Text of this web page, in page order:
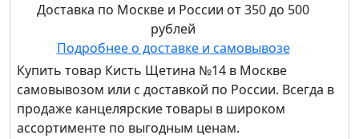
Доставка по Москве и России от 350 до 500
рублей
Подробнее о доставке и самовывозе
Купить товар Кисть Щетина №14 в Москве
самовывозом или с доставкой по России. Всегда в
продаже канцелярские товары в широком
ассортименте по выгодным ценам.